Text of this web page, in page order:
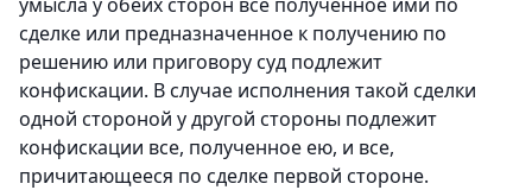
сделке или предназначенное к получению по
решению или приговору суд подлежит
конфискации. В случае исполнения такой сделки
одной стороной у другой стороны подлежит
конфискации все, полученное ею, и все,
причитающееся по сделке первой стороне.